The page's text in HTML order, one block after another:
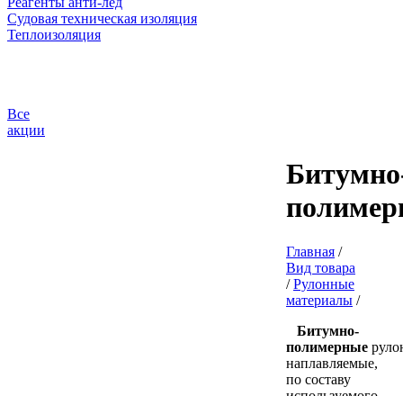
Судовая техническая изоляция
Теплоизоляция
Все
акции
Главная /
Вид товара
/Рулонные
материалы /
Битумно-
полимерные
наплавляемые,
по составу